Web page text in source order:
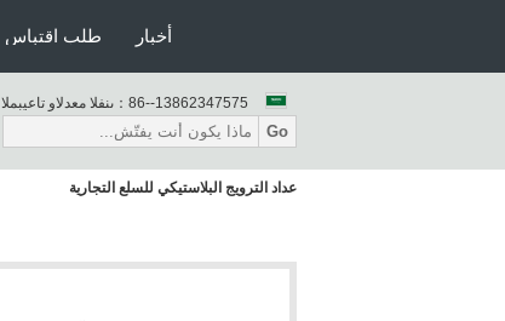
طلب اقتباس أخبار
المبيعات والدعم الفنى： 86--13862347575
Go
عداد الترويج البلاستيكي للسلع التجارية